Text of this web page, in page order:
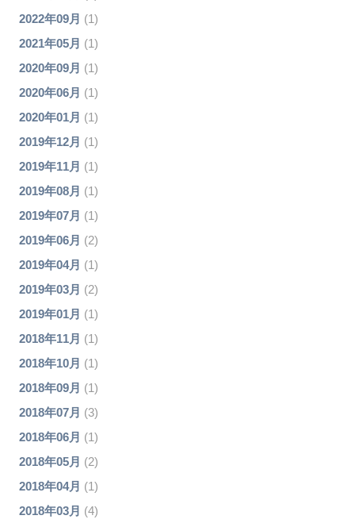
2022年09月 (1)
2021年05月 (1)
2020年09月 (1)
2020年06月 (1)
2020年01月 (1)
2019年12月 (1)
2019年11月 (1)
2019年08月 (1)
2019年07月 (1)
2019年06月 (2)
2019年04月 (1)
2019年03月 (2)
2019年01月 (1)
2018年11月 (1)
2018年10月 (1)
2018年09月 (1)
2018年07月 (3)
2018年06月 (1)
2018年05月 (2)
2018年04月 (1)
2018年03月 (4)